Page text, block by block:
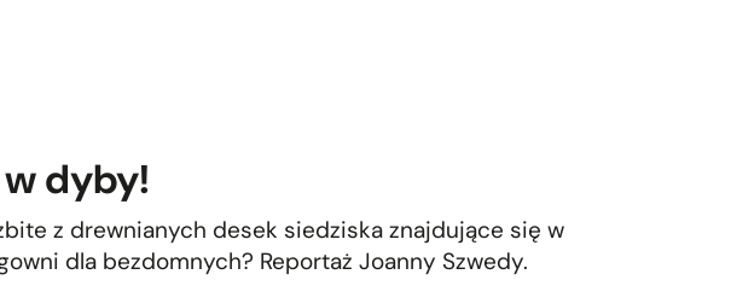
dyby!
z drewnianych desek siedziska znajdujące się w
dla bezdomnych? Reportaż Joanny Szwedy.